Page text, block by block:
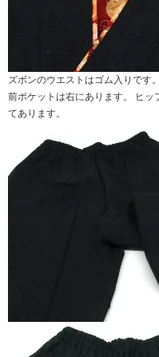
ズボンのウエストはゴム入りです。
前ポケットは右にあります。 ヒ
てあります。